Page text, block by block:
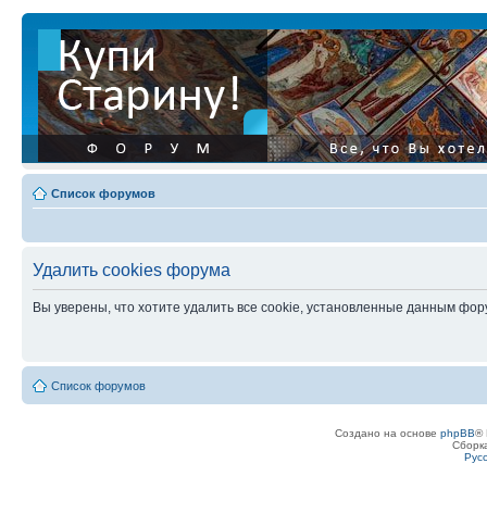
Список форумов
Удалить cookies форума
Вы уверены, что хотите удалить все cookie, установленные данным
Список форумов
Создано на основе phpBB®